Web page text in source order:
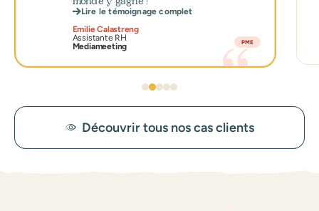
Lire le témoignage complet
Emilie Calastreng
Assistante RH
Mediameeting
PME
Découvrir tous nos cas clients